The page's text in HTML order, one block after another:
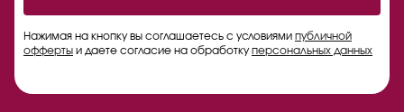
Нажимая на кнопку вы соглашаетесь с условиями публичной
офферты и даете согласие на обработкуперсональных данных